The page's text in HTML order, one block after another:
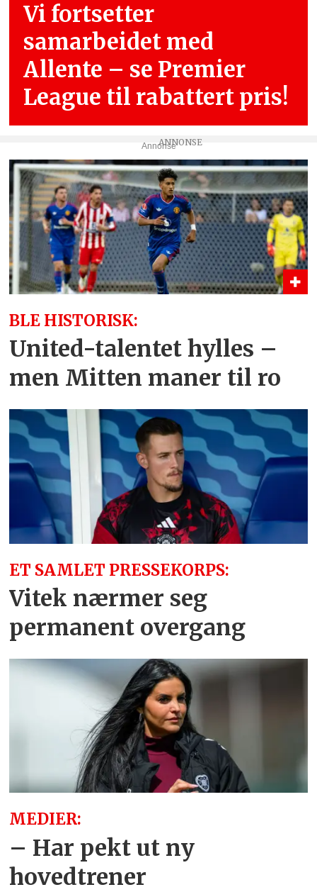
Vi fortsetter
samarbeidet med
Allente – se Premier
League til rabattert pris!
Annonse
BLE HISTORISK:
United-talentet hylles –
men Mitten maner til ro
ET SAMLET PRESSEKORPS:
Vitek nærmer seg
permanent overgang
MEDIER:
–⁠ Har pekt ut ny
hovedtrener